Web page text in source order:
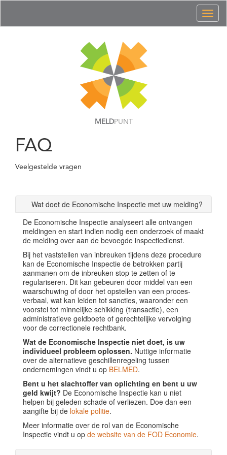
MELDPUNT
FAQ
Veelgestelde vragen
Wat doet de Economische Inspectie met uw melding?
De Economische Inspectie analyseert alle ontvangen
meldingen en start indien nodig een onderzoek of maakt
de melding over aan de bevoegde inspectiedienst.
Bij het vaststellen van inbreuken tijdens deze procedure
kan de Economische Inspectie de betrokken partij
aanmanen om de inbreuken stop te zetten of te
regulariseren. Dit kan gebeuren door middel van een
waarschuwing of door het opstellen van een proces-
verbaal, wat kan leiden tot sancties, waaronder een
voorstel tot minnelijke schikking (transactie), een
administratieve geldboete of gerechtelijke vervolging
voor de correctionele rechtbank.
Wat de Economische Inspectie niet doet, is uw
individueel probleem oplossen. Nuttige informatie
over de alternatieve geschillenregeling tussen
ondernemingen vindt u op BELMED.
Bent u het slachtoffer van oplichting en bent u uw
geld kwijt? De Economische Inspectie kan u niet
helpen bij geleden schade of verliezen. Doe dan een
aangifte bij de lokale politie.
Meer informatie over de rol van de Economische
Inspectie vindt u op de website van de FOD Economie.